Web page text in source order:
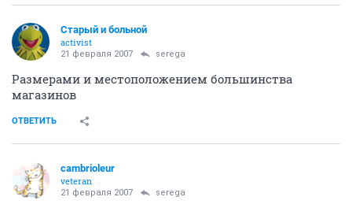
Старый и больной
activist
21 февраля 2007 serega
Размерами и местоположением большинства
магазинов
ОТВЕТИТЬ
cambrioleur
veteran
21 февраля 2007 serega